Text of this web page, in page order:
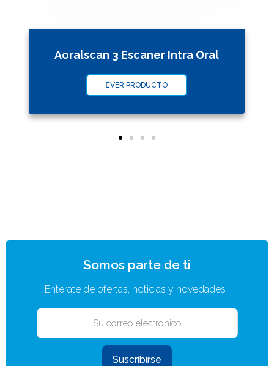
Aoralscan 3 Escaner Intra Oral
VER PRODUCTO
Somos parte de ti
Entérate de ofertas, noticias y novedades .
Suscribirse